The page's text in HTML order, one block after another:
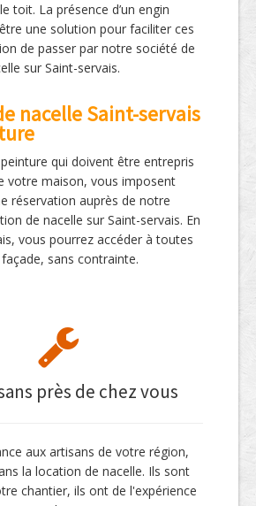
toit. La présence d’un engin
une solution pour faciliter ces
de passer par notre société de
sur Saint-servais.
nacelle Saint-servais
qui doivent être entrepris
votre maison, vous imposent
réservation auprès de notre
de nacelle sur Saint-servais. En
vous pourrez accéder à toutes
sans contrainte.
près de chez vous
aux artisans de votre région,
la location de nacelle. Ils sont
chantier, ils ont de l'expérience